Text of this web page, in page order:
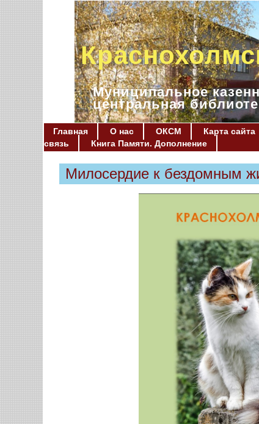
Муниципальное
центральная
Главная О нас ОКСМ Карта сайта
связь
Книга Памяти. Дополнение
Милосердие к бездомным